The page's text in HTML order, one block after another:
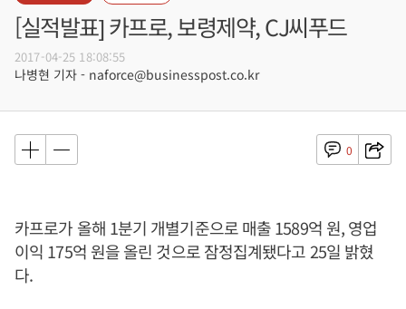
[실적발표] 카프로, 보령제약, CJ씨푸드
2017-04-25 18:08:55
나병현 기자 - naforce@businesspost.co.kr
0
카프로가 올해 1분기 개별기준으로 매출 1589억 원, 영업
이익 175억 원을 올린 것으로 잠정집계됐다고 25일 밝혔
다.